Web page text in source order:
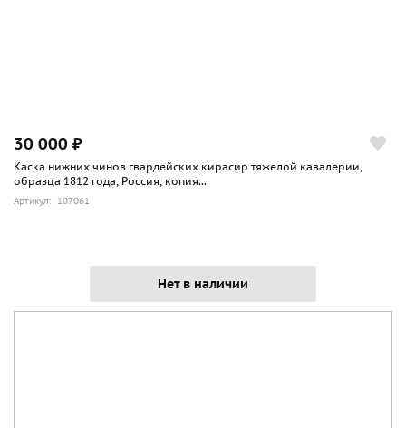
30 000 ₽
Каска нижних чинов гвардейских кирасир тяжелой кавалерии,
образца 1812 года, Россия, копия...
Артикул: 107061
Нет в наличии